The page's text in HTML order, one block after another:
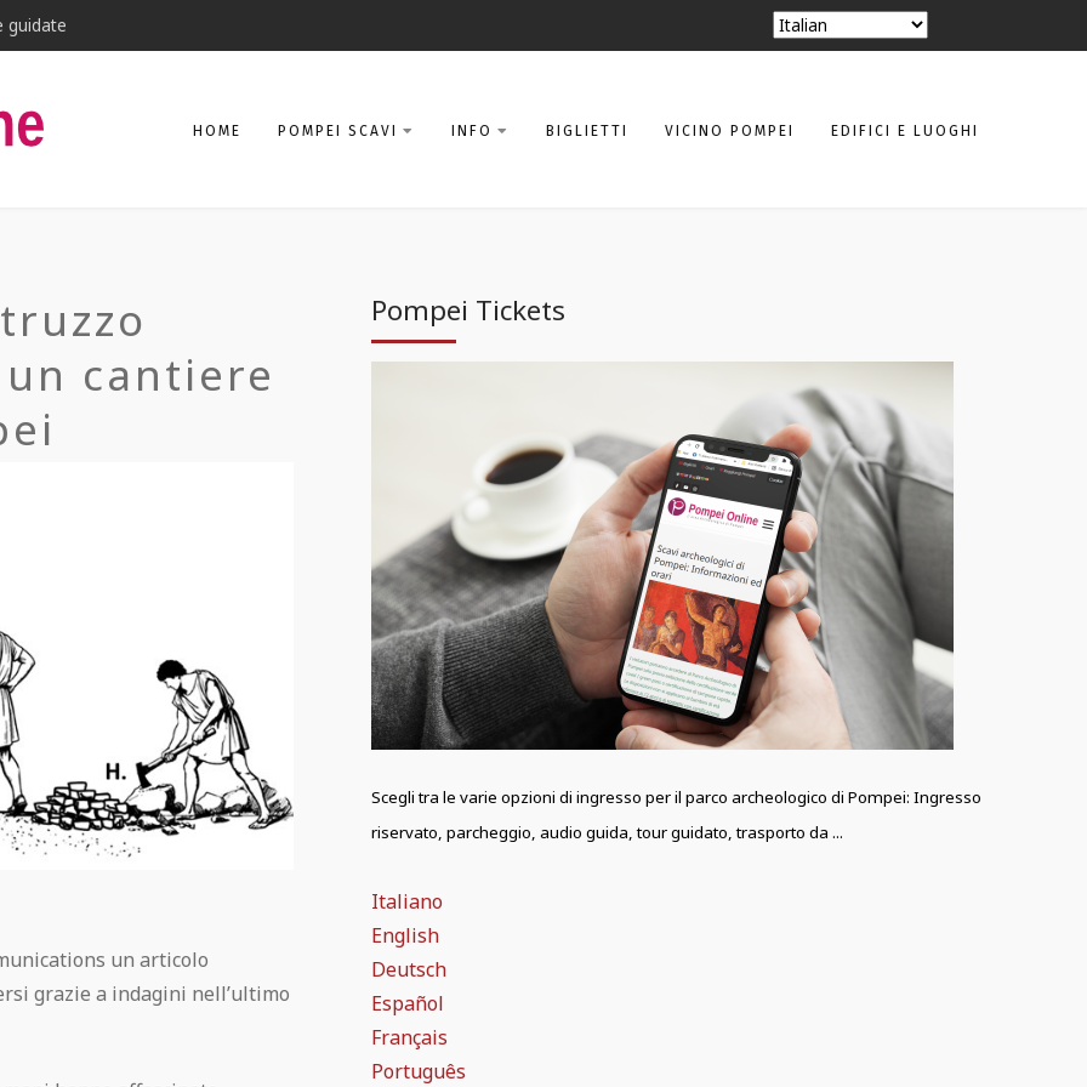
guidate
HOME POMPEI SCAVI INFO BIGLIETTI VICINO POMPEI EDIFICI E LUOGHI
Pompei Tickets
Scegli tra le varie opzioni di ingresso per il parco archeologico di Pompei: Ingresso
riservato, parcheggio, audio guida, tour guidato, trasporto da ...
Italiano
English
Deutsch
Español
Français
Português
cantiere
un articolo
grazie a indagini nell’ultimo